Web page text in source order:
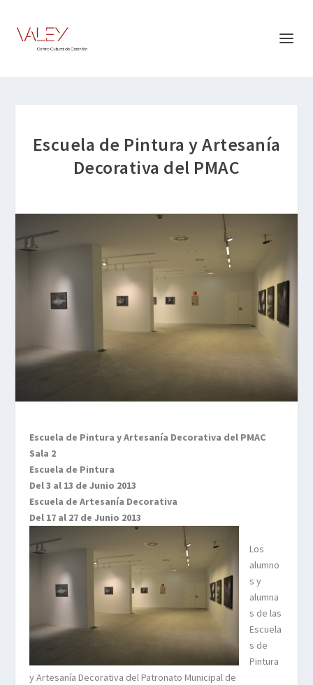
Escuela de Pintura y Artesanía
Decorativa del PMAC
Escuela de Pintura y Artesanía Decorativa del PMAC
Sala 2
Escuela de Pintura
Del 3 al 13 de Junio 2013
Escuela de Artesanía Decorativa
Del 17 al 27 de Junio 2013
Los
alumno
s y
alumna
s de las
Escuela
s de
Pintura
y Artesanía Decorativa del Patronato Municipal de